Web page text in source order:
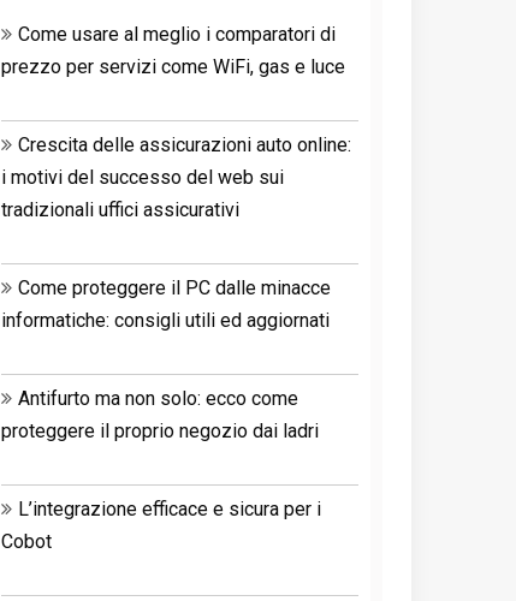
Come usare al meglio i comparatori di
prezzo per servizi come WiFi, gas e luce
Crescita delle assicurazioni auto online:
i motivi del successo del web sui
tradizionali uffici assicurativi
Come proteggere il PC dalle minacce
informatiche: consigli utili ed aggiornati
Antifurto ma non solo: ecco come
proteggere il proprio negozio dai ladri
L’integrazione efficace e sicura per i
Cobot